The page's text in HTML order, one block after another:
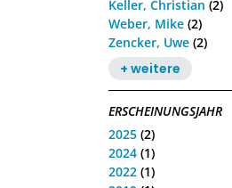
Keller, Christian (2)
Weber, Mike (2)
Zencker, Uwe (2)
+ weitere
ERSCHEINUNGSJAHR
2025 (2)
2024 (1)
2022 (1)